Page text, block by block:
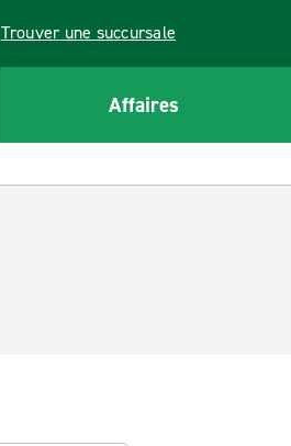
Trouver une succursale
Affaires